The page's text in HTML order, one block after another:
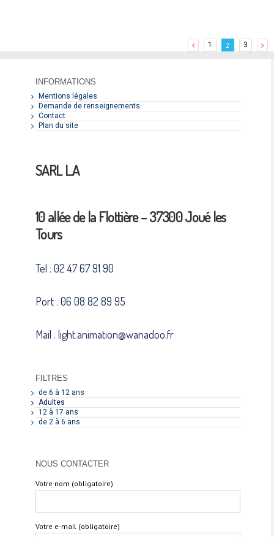
1 2 3
INFORMATIONS
Mentions légales
Demande de renseignements
Contact
Plan du site
SARL L.A
10 allée de la Flottière – 37300 Joué les
Tours
Tel : 02 47 67 91 90
Port : 06 08 82 89 95
Mail : light.animation@wanadoo.fr
FILTRES
de 6 à 12 ans
Adultes
12 à 17 ans
de 2 à 6 ans
NOUS CONTACTER
Votre nom (obligatoire)
Votre e-mail (obligatoire)